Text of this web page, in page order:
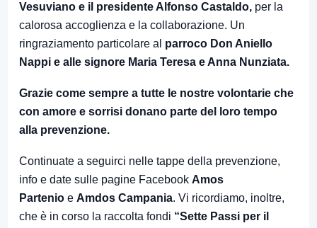
Vesuviano e il presidente Alfonso Castaldo, per la
calorosa accoglienza e la collaborazione. Un
ringraziamento particolare al parroco Don Aniello
Nappi e alle signore Maria Teresa e Anna Nunziata.
Grazie come sempre a tutte le nostre volontarie che
con amore e sorrisi donano parte del loro tempo
alla prevenzione.
Continuate a seguirci nelle tappe della prevenzione,
info e date sulle pagine Facebook Amos
Partenio e Amdos Campania. Vi ricordiamo, inoltre,
che è in corso la raccolta fondi “Sette Passi per il